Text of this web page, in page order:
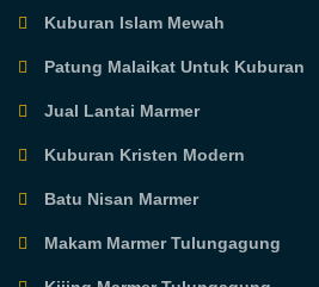
Kuburan Islam Mewah
Patung Malaikat Untuk Kuburan
Jual Lantai Marmer
Kuburan Kristen Modern
Batu Nisan Marmer
Makam Marmer Tulungagung